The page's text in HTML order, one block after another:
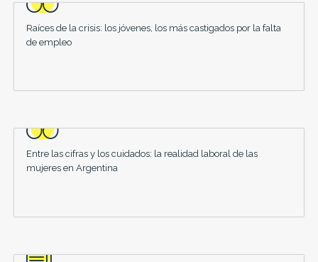
Raíces de la crisis: los jóvenes, los más castigados por la falta
de empleo
Entre las cifras y los cuidados: la realidad laboral de las
mujeres en Argentina